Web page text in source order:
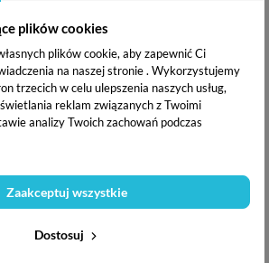
(0)
opinii
plików cookies
plików cookie, aby zapewnić Ci
na naszej stronie . Wykorzystujemy
trzecich w celu ulepszenia naszych usług,
reklam związanych z Twoimi
analizy Twoich zachowań podczas
Dostosuj
Zaakceptuj wszystkie